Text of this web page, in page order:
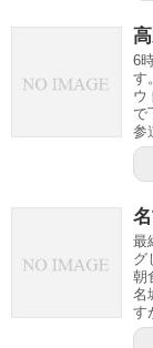
6
す
ウ
で
参
最
グ
朝
名
す